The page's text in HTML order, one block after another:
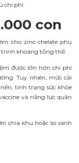
chi phí.
con
cho zinc chelate phụ
trình khoáng tổng thể.
được lớn hơn chi phí
Tuy nhiên, mức cải
tình trạng sức khỏe
và năng lực quản
chia khu hoặc so sánh